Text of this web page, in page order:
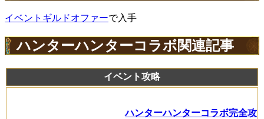
イベントギルドオファーで入手
ハンターハンターコラボ関連記事
イベント攻略
ハンターハンターコラボ完全攻